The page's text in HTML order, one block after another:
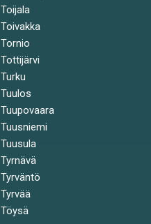
Toijala
Toivakka
Tornio
Tottijärvi
Turku
Tuulos
Tuupovaara
Tuusniemi
Tuusula
Tyrnävä
Tyrväntö
Tyrvää
Töysä